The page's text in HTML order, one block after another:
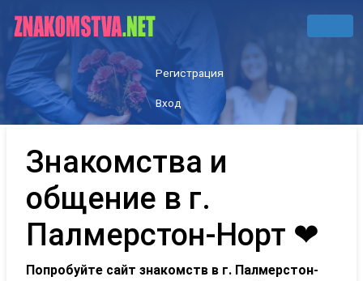
Регистрация
Вход
Знакомства и
общение в г.
Палмерстон-Норт ❤
Попробуйте сайт знакомств в г. Палмерстон-